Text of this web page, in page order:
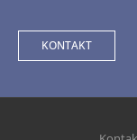
KONTAKT